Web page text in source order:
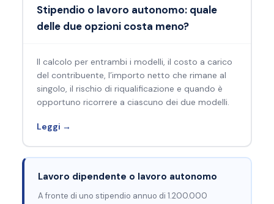
Stipendio o lavoro autonomo: quale
delle due opzioni costa meno?
Il calcolo per entrambi i modelli, il costo a carico
del contribuente, l’importo netto che rimane al
singolo, il rischio di riqualificazione e quando è
opportuno ricorrere a ciascuno dei due modelli.
Leggi →
Lavoro dipendente o lavoro autonomo
A fronte di uno stipendio annuo di 1.200.000